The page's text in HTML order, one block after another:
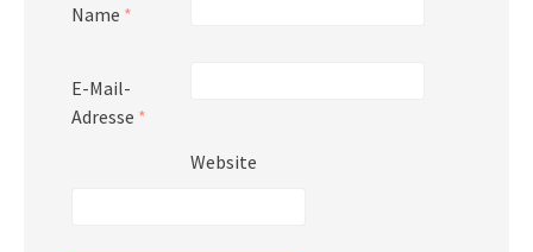
Name *
E-Mail-
Adresse *
Website